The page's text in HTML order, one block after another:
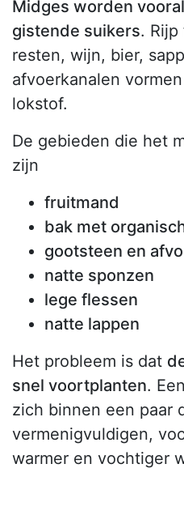
Midges worden
gistende suikers.
resten, wijn, bier,
afvoerkanalen
lokstof.
De gebieden die het
zijn
fruitmand
bak met
gootsteen en
natte sponzen
lege flessen
natte lappen
Het probleem is dat
snel voortplanten.
zich binnen een paar
vermenigvuldigen,
warmer en vochtiger